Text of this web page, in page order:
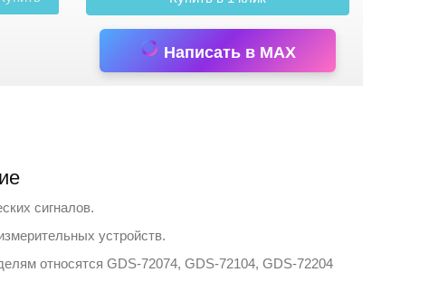
Написать в MAX
сигналов.
устройств.
относятся GDS-72074, GDS-72104, GDS-72204